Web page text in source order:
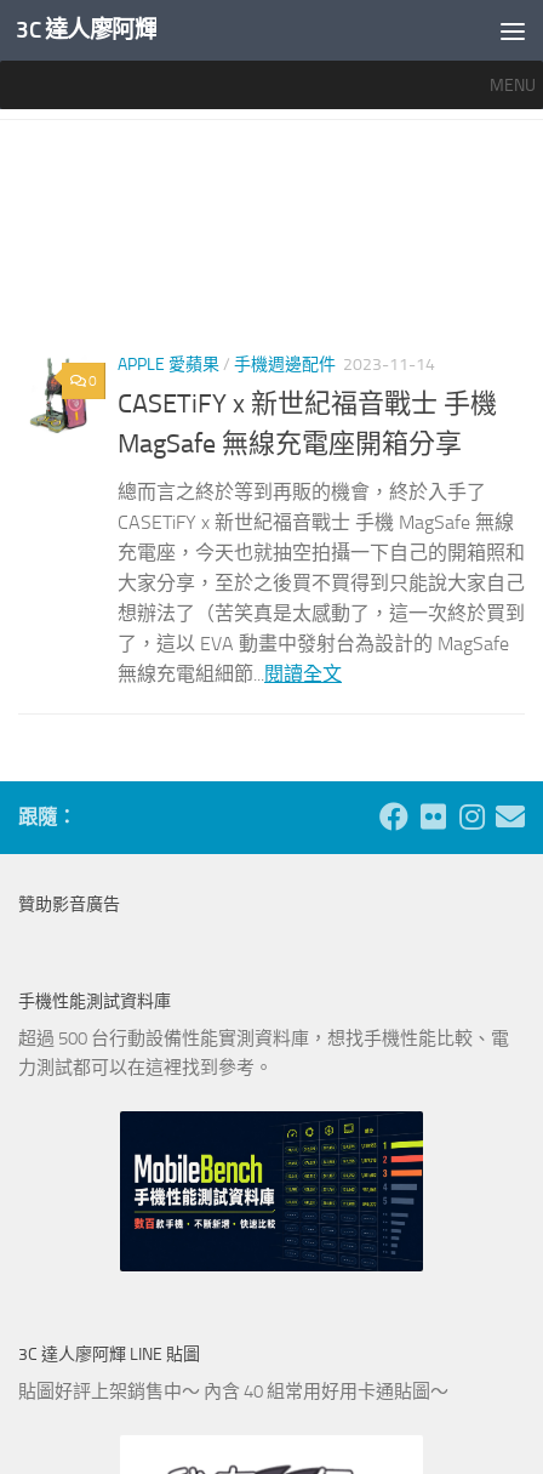
內文下方
3C 達人廖阿輝
MENU
0
APPLE 愛蘋果/ 手機週邊配件 2023-11-14
CASETiFY x 新世紀福音戰士 手機
MagSafe 無線充電座開箱分享
總而言之終於等到再販的機會，終於入手了
CASETiFY x 新世紀福音戰士 手機 MagSafe 無線
充電座，今天也就抽空拍攝一下自己的開箱照和
大家分享，至於之後買不買得到只能說大家自己
想辦法了（苦笑真是太感動了，這一次終於買到
了，這以 EVA 動畫中發射台為設計的 MagSafe
無線充電組細節...閱讀全文
跟隨：
贊助影音廣告
手機性能測試資料庫
超過 500 台行動設備性能實測資料庫，想找手機性能比較、電
力測試都可以在這裡找到參考。
3C 達人廖阿輝 LINE 貼圖
貼圖好評上架銷售中～ 內含 40 組常用好用卡通貼圖～